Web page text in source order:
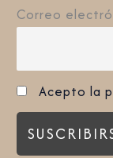
Correo
Acepto la